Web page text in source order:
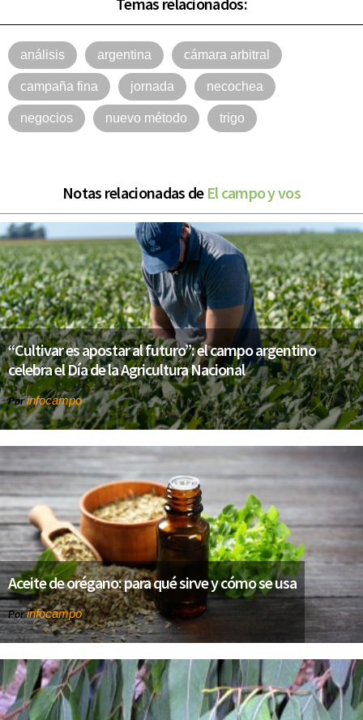
análisis argentina cámara arbitral
campaña fina jornada necochea
negocios nuevo método trigo
Notas relacionadas de El campo y vos
“Cultivar es apostar al futuro”: el campo argentino
celebra el Día de la Agricultura Nacional
Porinfocampo
Aceite de orégano: para qué sirve y cómo se usa
Porinfocampo